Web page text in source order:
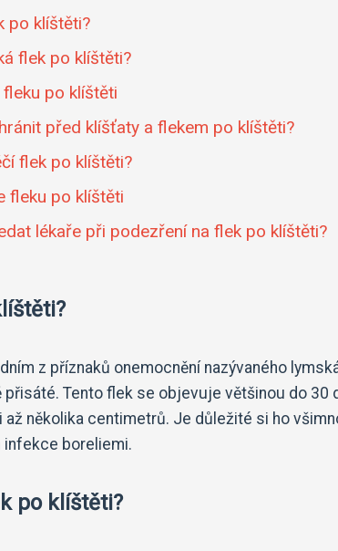
po klíštěti?
flek po klíštěti?
fleku po klíštěti
před klíšťaty a flekem po klíštěti?
flek po klíštěti?
fleku po klíštěti
lékaře při podezření na flek po klíštěti?
z příznaků onemocnění nazývaného
přisáté. Tento flek se objevuje většinou do 30
několika centimetrů. Je důležité si ho
infekce boreliemi.
po klíštěti?